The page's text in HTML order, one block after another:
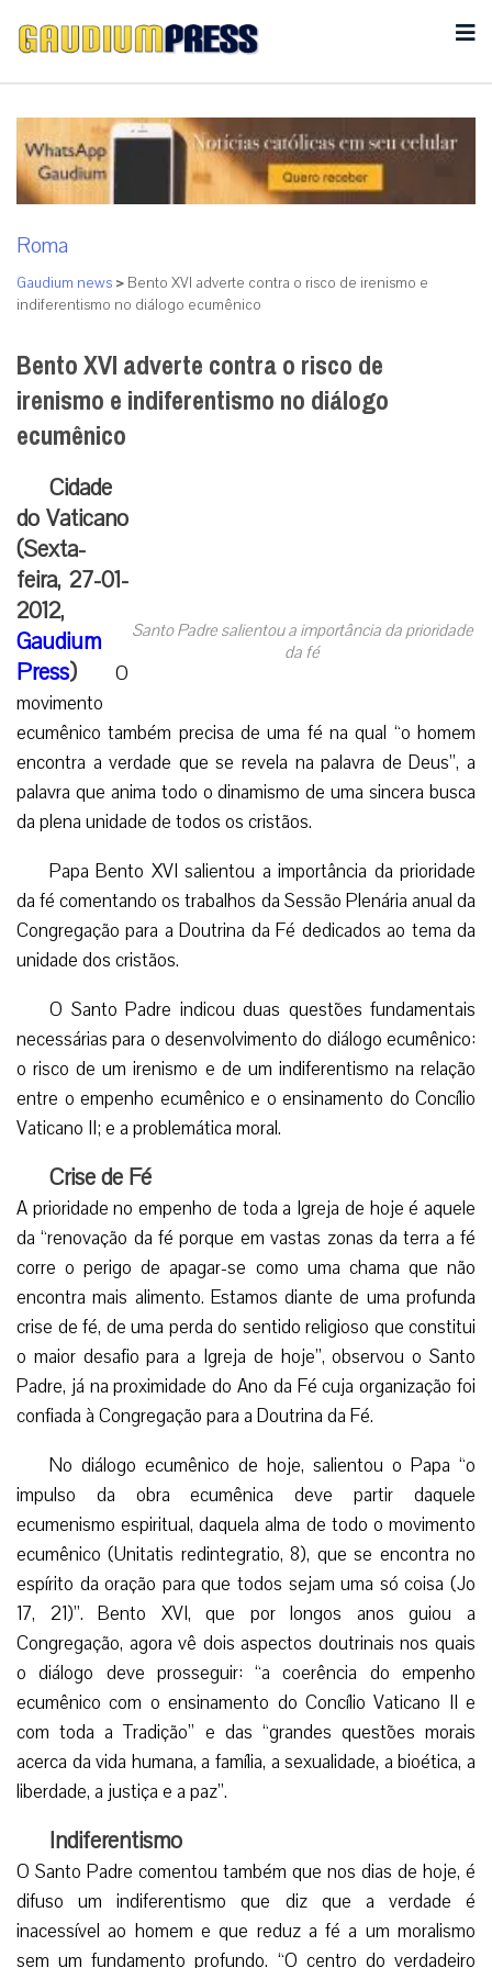
Roma
Gaudium news > Bento XVI adverte contra o risco de irenismo e
indiferentismo no diálogo ecumênico
Bento XVI adverte contra o risco de
irenismo e indiferentismo no diálogo
ecumênico
Santo Padre salientou a importância da prioridade
da fé
Cidade
do Vaticano
(Sexta-
feira, 27-01-
2012,
Gaudium
Press) O
movimento
ecumênico também precisa de uma fé na qual “o homem
encontra a verdade que se revela na palavra de Deus”, a
palavra que anima todo o dinamismo de uma sincera busca
da plena unidade de todos os cristãos.
Papa Bento XVI salientou a importância da prioridade
da fé comentando os trabalhos da Sessão Plenária anual da
Congregação para a Doutrina da Fé dedicados ao tema da
unidade dos cristãos.
O Santo Padre indicou duas questões fundamentais
necessárias para o desenvolvimento do diálogo ecumênico:
o risco de um irenismo e de um indiferentismo na relação
entre o empenho ecumênico e o ensinamento do Concílio
Vaticano II; e a problemática moral.
Crise de Fé
A prioridade no empenho de toda a Igreja de hoje é aquele
da “renovação da fé porque em vastas zonas da terra a fé
corre o perigo de apagar-se como uma chama que não
encontra mais alimento. Estamos diante de uma profunda
crise de fé, de uma perda do sentido religioso que constitui
o maior desafio para a Igreja de hoje”, observou o Santo
Padre, já na proximidade do Ano da Fé cuja organização foi
confiada à Congregação para a Doutrina da Fé.
No diálogo ecumênico de hoje, salientou o Papa “o
impulso da obra ecumênica deve partir daquele
ecumenismo espiritual, daquela alma de todo o movimento
ecumênico (Unitatis redintegratio, 8), que se encontra no
espírito da oração para que todos sejam uma só coisa (Jo
17, 21)”. Bento XVI, que por longos anos guiou a
Congregação, agora vê dois aspectos doutrinais nos quais
o diálogo deve prosseguir: “a coerência do empenho
ecumênico com o ensinamento do Concílio Vaticano II e
com toda a Tradição” e das “grandes questões morais
acerca da vida humana, a família, a sexualidade, a bioética, a
liberdade, a justiça e a paz”.
Indiferentismo
O Santo Padre comentou também que nos dias de hoje, é
difuso um indiferentismo que diz que a verdade é
inacessível ao homem e que reduz a fé a um moralismo
sem um fundamento profundo. “O centro do verdadeiro